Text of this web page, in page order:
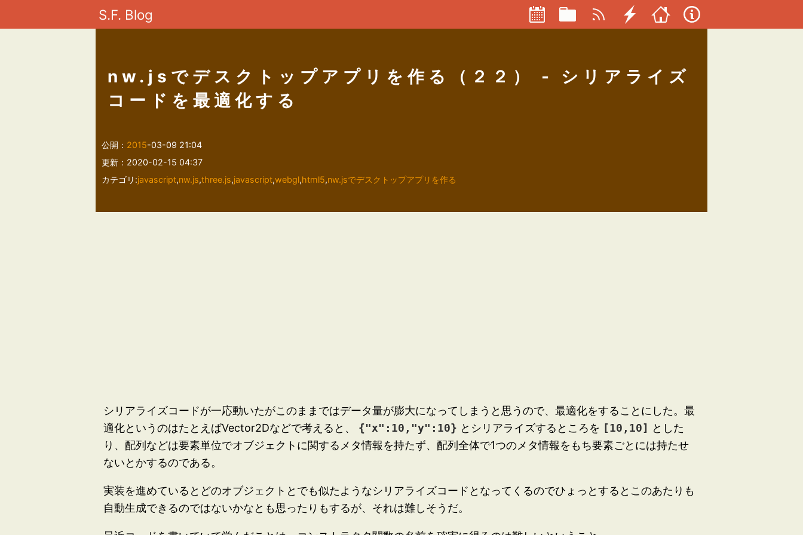
S.F. Blog
nw.jsでデスクトップアプリを作る（２２） - シリアライズ
コードを最適化する
公開： 2015-03-09 21:04
更新：2020-02-15 04:37
カテゴリ:javascript,nw.js,three.js,javascript,webgl,html5,nw.jsでデスクトップアプリを作る
シリアライズコードが一応動いたがこのままではデータ量が膨大になってしまうと思うので、最適化をすることにした。最
適化というのはたとえばVector2Dなどで考えると、
{"x":10,"y":10} とシリアライズするところを [10,10]
とした
り、配列などは要素単位でオブジェクトに関するメタ情報を持たず、配列全体で1つのメタ情報をもち要素ごとには持たせ
ないとかするのである。
実装を進めているとどのオブジェクトとでも似たようなシリアライズコードとなってくるのでひょっとするとこのあたりも
自動生成できるのではないかなとも思ったりもするが、それは難しそうだ。